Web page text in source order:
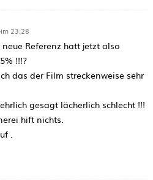
23:28
Referenz hatt jetzt also
!!!?
das der Film streckenweise sehr
gesagt lächerlich schlecht !!!
hift nichts.
.